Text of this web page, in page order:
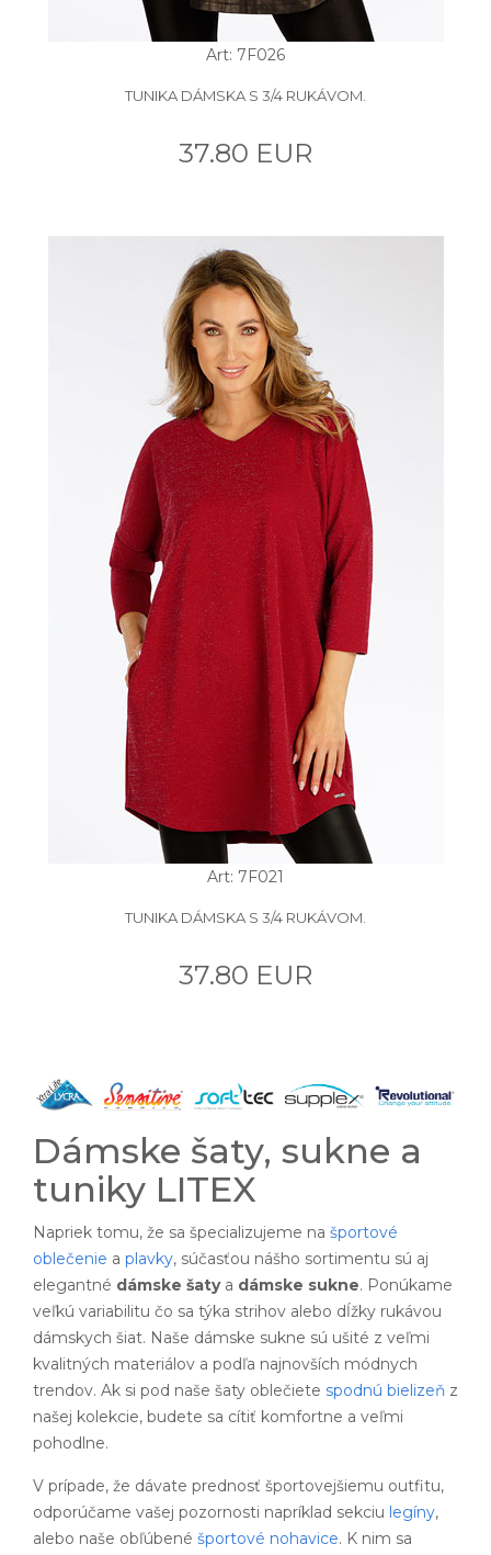
Art: 7F026
TUNIKA DÁMSKA S 3/4 RUKÁVOM.
37.80 EUR
Art: 7F021
TUNIKA DÁMSKA S 3/4 RUKÁVOM.
37.80 EUR
Dámske šaty, sukne a
tuniky LITEX
Napriek tomu, že sa špecializujeme na športové
oblečenie a plavky, súčasťou nášho sortimentu sú aj
elegantné dámske šatya dámske sukne. Ponúkame
veľkú variabilitu čo sa týka strihov alebo dĺžky rukávou
dámskych šiat. Naše dámske sukne sú ušité z veľmi
kvalitných materiálov a podľa najnovších módnych
trendov. Ak si pod naše šaty oblečiete spodnú bielizeň z
našej kolekcie, budete sa cítiť komfortne a veľmi
pohodlne.
V prípade, že dávate prednosť športovejšiemu outfitu,
odporúčame vašej pozornosti napríklad sekciu legíny,
alebo naše obľúbené športové nohavice. K nim sa